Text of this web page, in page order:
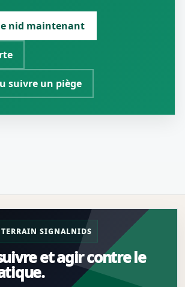
nid maintenant
suivre un piège
TERRAIN SIGNALNIDS
et agir contre le